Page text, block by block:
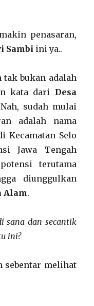
penasaran,
Sambi ini ya..
bukan adalah
kata dari Desa
Nah, sudah mulai
adalah nama
Kecamatan Selo
Jawa Tengah
terutama
diunggulkan
Alam.
sana dan secantik
ini?
sebentar melihat